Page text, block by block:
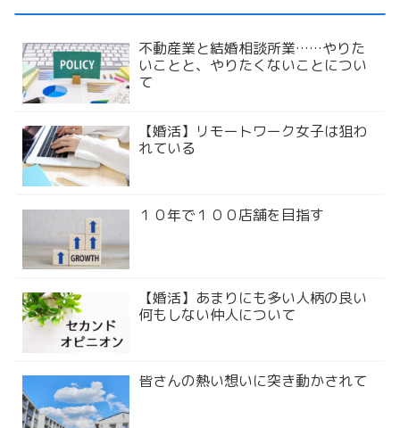
不動産業と結婚相談所業……やりた
いことと、やりたくないことについ
て
【婚活】リモートワーク女子は狙わ
れている
１０年で１００店舗を目指す
【婚活】あまりにも多い人柄の良い
何もしない仲人について
皆さんの熱い想いに突き動かされて